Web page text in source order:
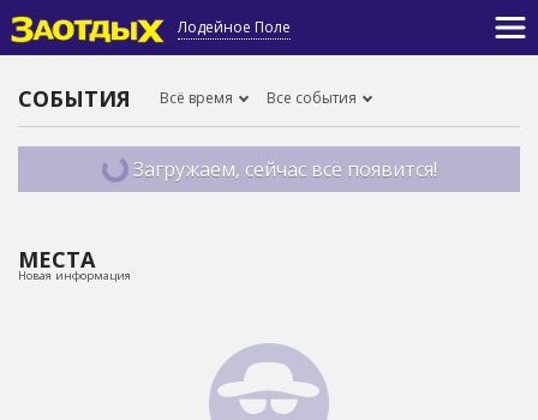
Лодейное Поле
СОБЫТИЯ Всё время Все события
Загружаем, сейчас всё появится!
МЕСТА
Новая информация